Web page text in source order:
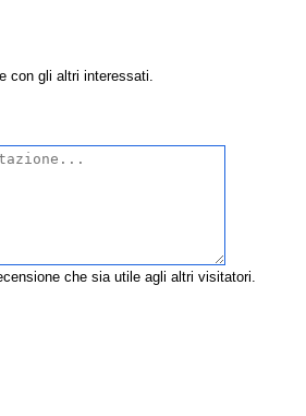
con gli altri interessati.
che sia utile agli altri visitatori.